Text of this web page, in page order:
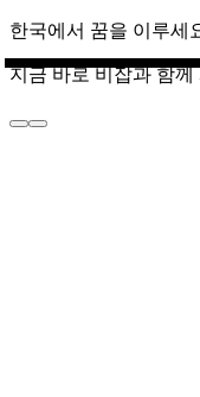
한국에서 꿈을 이루세
지금 바로 비잡과 함께